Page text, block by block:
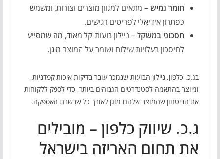
חומר גמיש– מתאים למגוון מוצרים וצורות, ומשמש
כפתרון אידיאלי לפריטים רגישים.
חסכוני במשקל– ניילון בועות קל מאוד, מה שמסייע
לחיסכון בעלויות שילוח ושומר על המוצר מוגן.
בג.כ. כלפון, ניילון הבועות שנמכר עובר בדיקות איכות קפדניות,
ומיוצר בהתאמה לסטנדרטים הגבוהים ביותר, כדי לספק ללקוחות
את הביטחון שהמוצר שלהם מוגן לאורך כל שרשרת האספקה.
ג.כ. שיווק כלפון – מובילים
את תחום האריזה בישראל